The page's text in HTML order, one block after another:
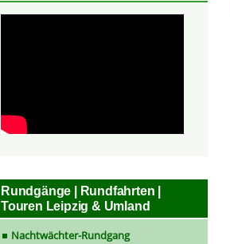
Rundgänge | Rundfahrten |
Touren Leipzig & Umland
Nachtwächter-Rundgang